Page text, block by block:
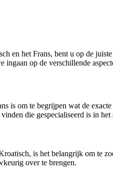
en het Frans, bent u op de
op de verschillende
is om te begrijpen wat de
die gespecialiseerd is in
is het belangrijk om te
over te brengen.